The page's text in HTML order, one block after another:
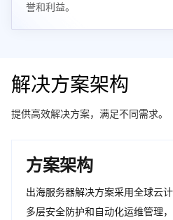
誉和利益。
解决方案架构
提供高效解决方案，满足不同需求。
方案架构
出海服务器解决方案采用全球云
多层安全防护和自动化运维管理